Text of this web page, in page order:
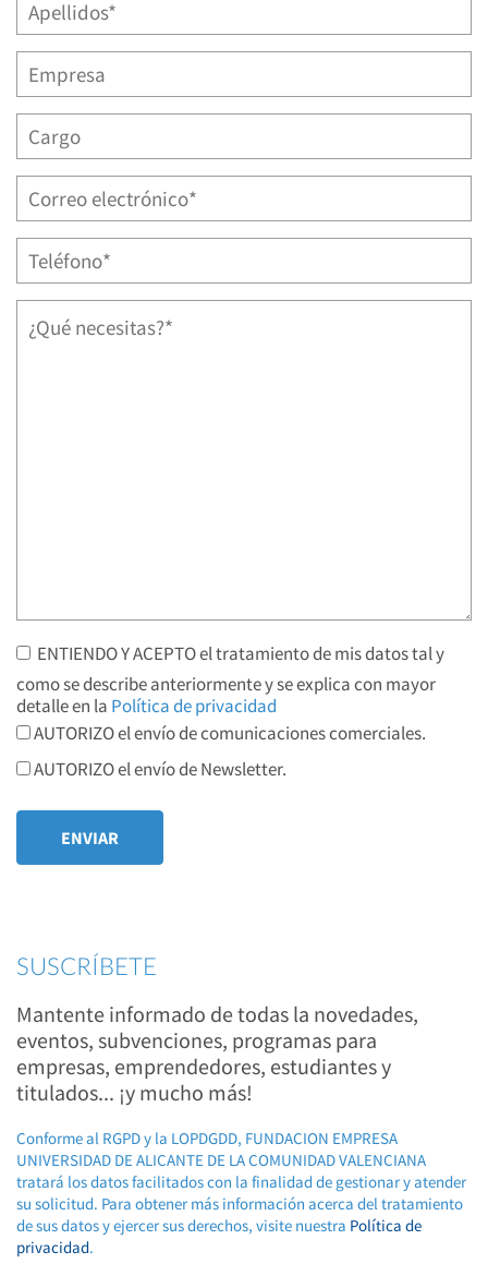
ENTIENDO Y ACEPTO el tratamiento de mis datos tal y
como se describe anteriormente y se explica con mayor
detalle en la Política de privacidad
AUTORIZO el envío de comunicaciones comerciales.
AUTORIZO el envío de Newsletter.
SUSCRÍBETE
Mantente informado de todas la novedades,
eventos, subvenciones, programas para
empresas, emprendedores, estudiantes y
titulados... ¡y mucho más!
Conforme al RGPD y la LOPDGDD, FUNDACION EMPRESA
UNIVERSIDAD DE ALICANTE DE LA COMUNIDAD VALENCIANA
tratará los datos facilitados con la finalidad de gestionar y atender
su solicitud. Para obtener más información acerca del tratamiento
de sus datos y ejercer sus derechos, visite nuestra Política de
privacidad.